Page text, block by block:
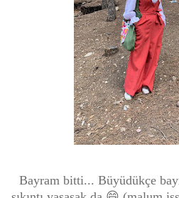
Bayram bitti... Büyüdükçe